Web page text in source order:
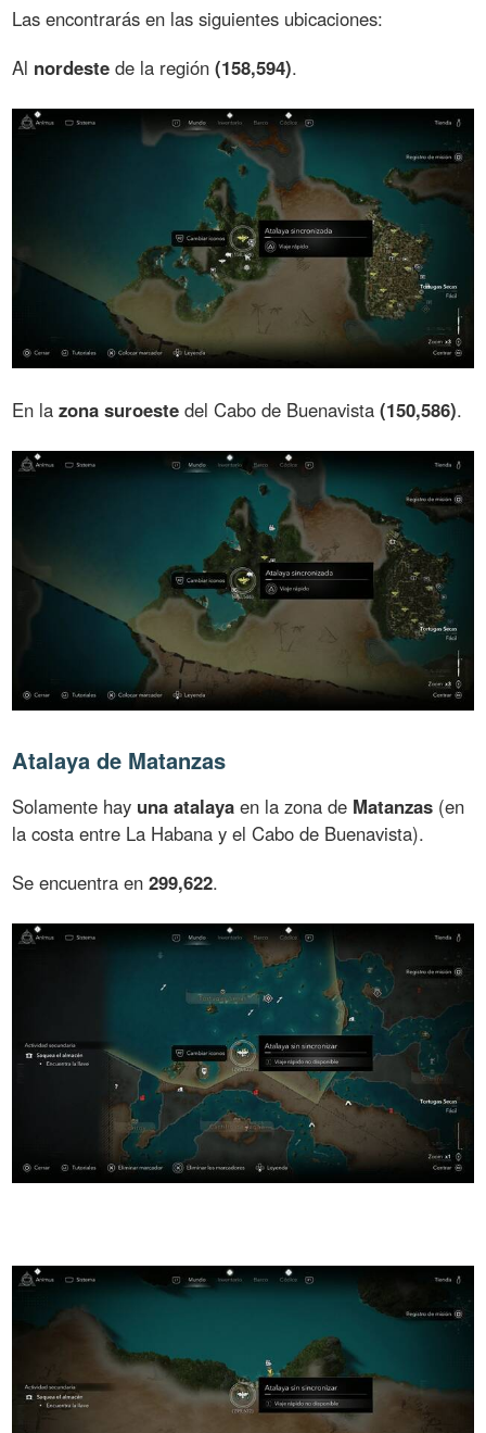
Las encontrarás en las siguientes ubicaciones:
Al nordeste de la región(158,594).
En lazona suroeste del Cabo de Buenavista(150,586).
Atalaya de Matanzas
Solamente hay una atalaya en la zona de Matanzas (en
la costa entre La Habana y el Cabo de Buenavista).
Se encuentra en299,622.